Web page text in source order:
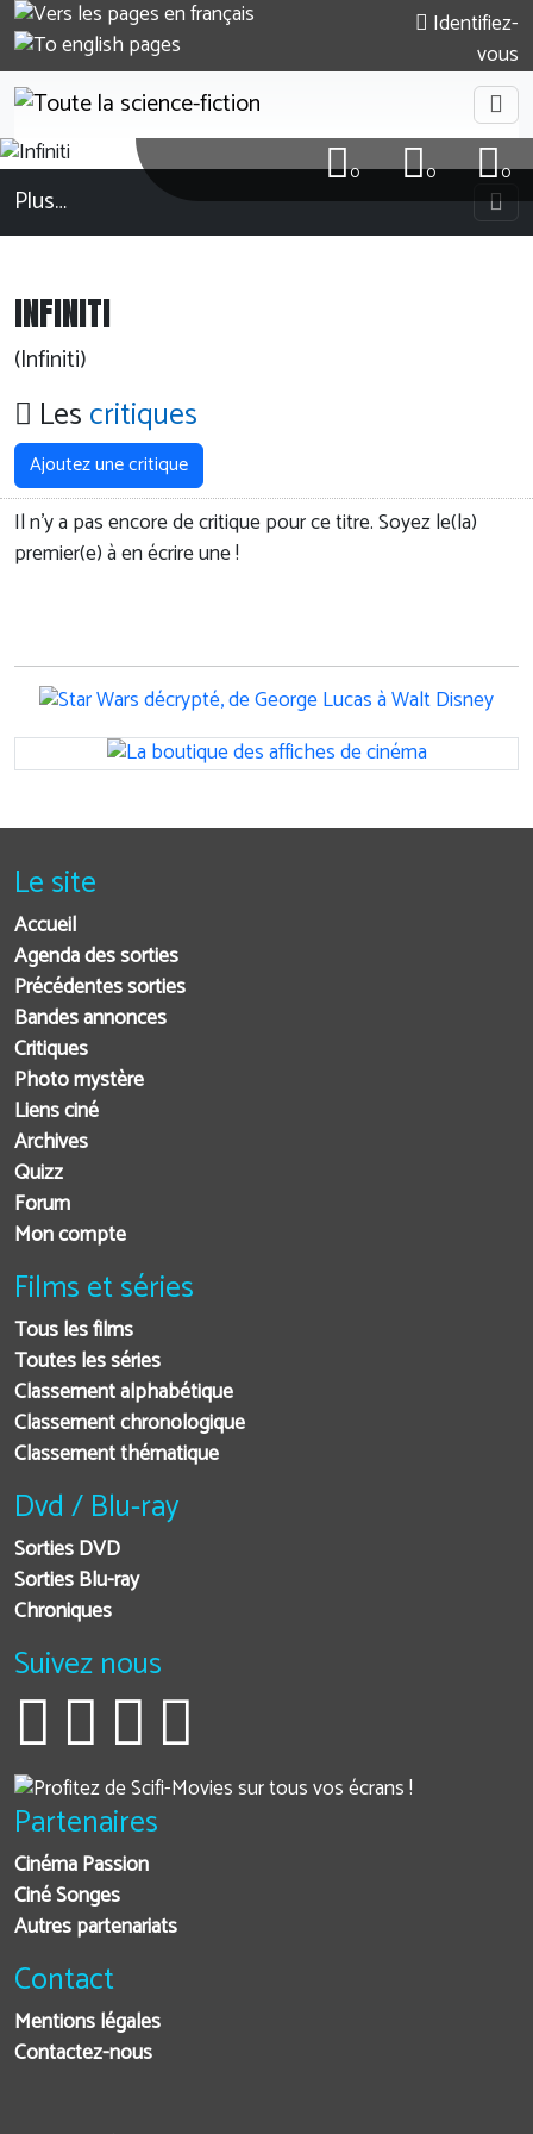
Identifiez-
vous
0
0
0
Plus…
INFINITI
(Infiniti)
Lescritiques
Ajoutez une critique
Il n'y a pas encore de critique pour ce titre. Soyez le(la)
premier(e) à en écrire une !
Le site
Accueil
Agenda des sorties
Précédentes sorties
Bandes annonces
Critiques
Photo mystère
Liens ciné
Archives
Quizz
Forum
Mon compte
Films et séries
Tous les films
Toutes les séries
Classement alphabétique
Classement chronologique
Classement thématique
Dvd / Blu-ray
Sorties DVD
Sorties Blu-ray
Chroniques
Suivez nous
Partenaires
Cinéma Passion
Ciné Songes
Autres partenariats
Contact
Mentions légales
Contactez-nous